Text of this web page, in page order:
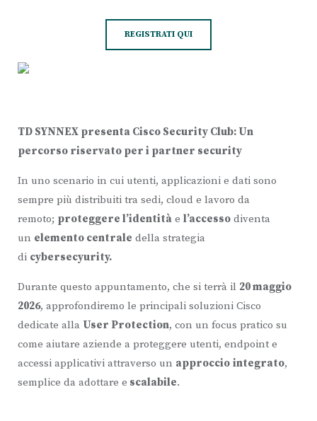
REGISTRATI QUI
TD SYNNEX presenta Cisco Security Club: Un
percorso riservato per i partner security
In uno scenario in cui utenti, applicazioni e dati sono
sempre più distribuiti tra sedi, cloud e lavoro da
remoto; proteggere l’identità e l’accesso diventa
un elemento centrale della strategia
di cybersecyurity.
Durante questo appuntamento, che si terrà il 20 maggio
2026, approfondiremo le principali soluzioni Cisco
dedicate alla User Protection, con un focus pratico su
come aiutare aziende a proteggere utenti, endpoint e
accessi applicativi attraverso un approccio integrato,
semplice da adottare e scalabile.